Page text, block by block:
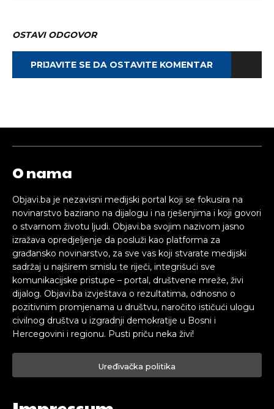
OSTAVI ODGOVOR
PRIJAVITE SE DA OSTAVITE KOMENTAR
O nama
Objavi.ba je nezavisni medijski portal koji se fokusira na
novinarstvo bazirano na dijalogu i na rješenjima i koji govori
o stvarnom životu ljudi. Objavi.ba svojim nazivom jasno
izražava opredjeljenje da posluži kao platforma za
građansko novinarstvo, za sve vas koji stvarate medijski
sadržaj u najširem smislu te riječi, integrišući sve
komunikacijske pristupe – portal, društvene mreže, živi
dijalog. Objavi.ba izvještava o rezultatima, odnosno o
pozitivnim promjenama u društvu, naročito ističući ulogu
civilnog društva u izgradnji demokratije u Bosni i
Hercegovini i regionu. Pusti priču neka živi!
Uređivačka politika